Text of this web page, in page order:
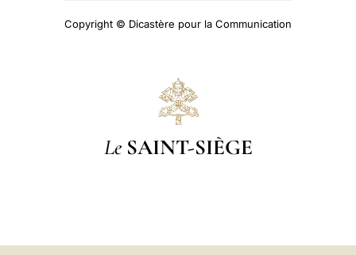
Copyright © Dicastère pour la Communication
Le SAINT-SIÈGE